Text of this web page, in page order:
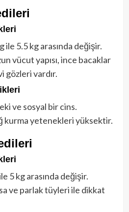
ile 5.5 kg arasında değişir.
vücut yapısı, ince bacaklar
gözleri vardır.
ve sosyal bir cins.
kurma yetenekleri yüksektir.
5 kg arasında değişir.
ve parlak tüyleri ile dikkat